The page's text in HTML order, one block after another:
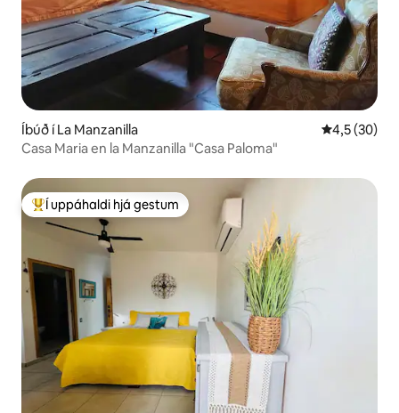
Íbúð í La Manzanilla 4,5 af 5 í
4,5 (30)
Casa Maria en la Manzanilla "Casa Paloma"
Í mestu uppáhaldi hjá gestum
Í uppáhaldi hjá gestum